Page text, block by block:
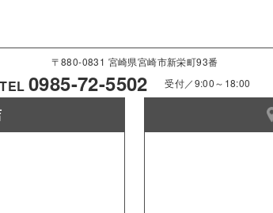
〒880-0831 宮崎県宮崎市新栄町93番
TEL0985-72-5502 受付／9:00～18:00